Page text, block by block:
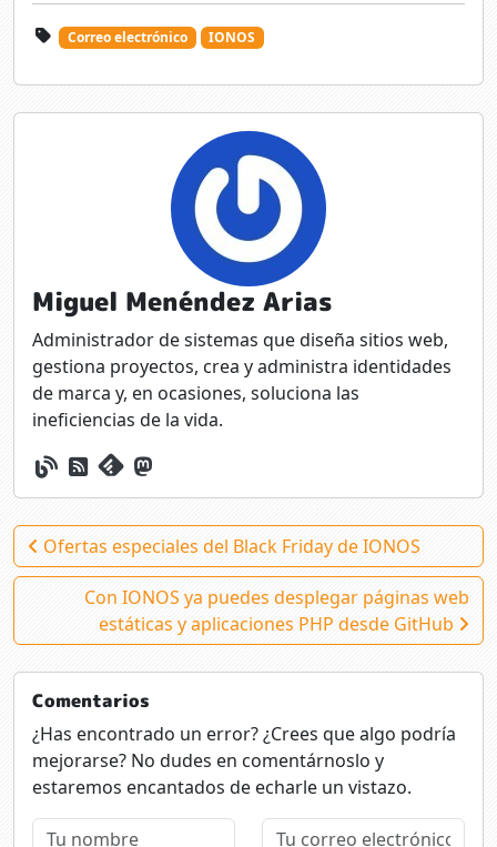
Correo electrónico IONOS
Miguel Menéndez Arias
Administrador de sistemas que diseña sitios web,
gestiona proyectos, crea y administra identidades
de marca y, en ocasiones, soluciona las
ineficiencias de la vida.
Ofertas especiales del Black Friday de IONOS
Con IONOS ya puedes desplegar páginas web
estáticas y aplicaciones PHP desde GitHub
Comentarios
¿Has encontrado un error? ¿Crees que algo podría
mejorarse? No dudes en comentárnoslo y
estaremos encantados de echarle un vistazo.